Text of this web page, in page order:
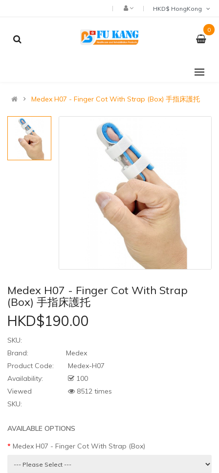
0
Medex H07 - Finger Cot With Strap (Box) 手指床護托
Medex H07 - Finger Cot With Strap
(Box) 手指床護托
HKD$190.00
SKU:
Brand:
Medex
Product Code:
Medex-H07
Availability:
100
Viewed
8512 times
SKU:
AVAILABLE OPTIONS
Medex H07 - Finger Cot With Strap (Box)